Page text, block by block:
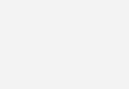
Baro­meter